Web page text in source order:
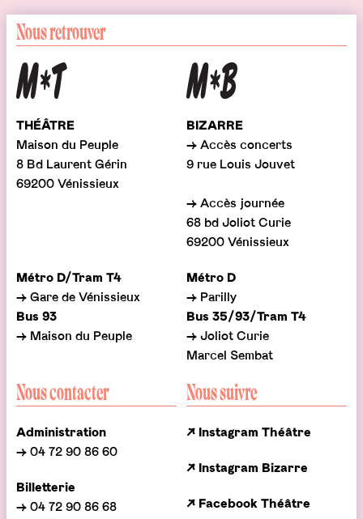
Nous retrouver
THÉÂTRE
Maison du Peuple
8 Bd Laurent Gérin
69200 Vénissieux
Métro D/Tram T4
→ Gare de Vénissieux
Bus 93
→ Maison du Peuple
BIZARRE
→ Accès concerts
9 rue Louis Jouvet
→ Accès journée
68 bd Joliot Curie
69200 Vénissieux
Métro D
→ Parilly
Bus 35/93/Tram T4
→ Joliot Curie
Marcel Sembat
Nous contacter
Administration
→ 04 72 90 86 60
Billetterie
→ 04 72 90 86 68
Nous suivre
↗ Instagram Théâtre
↗ Instagram Bizarre
↗ Facebook Théâtre